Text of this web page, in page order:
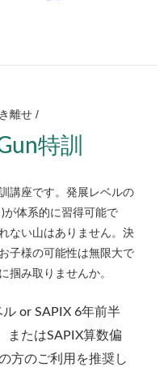
離せ /
特訓
講座です。発展レベルの
が体系的に習得可能で
ない山はありません。決
子様の可能性は無限大で
掴み取りませんか。
or SAPIX 6年前半
またはSAPIX算数偏
方のご利用を推奨し